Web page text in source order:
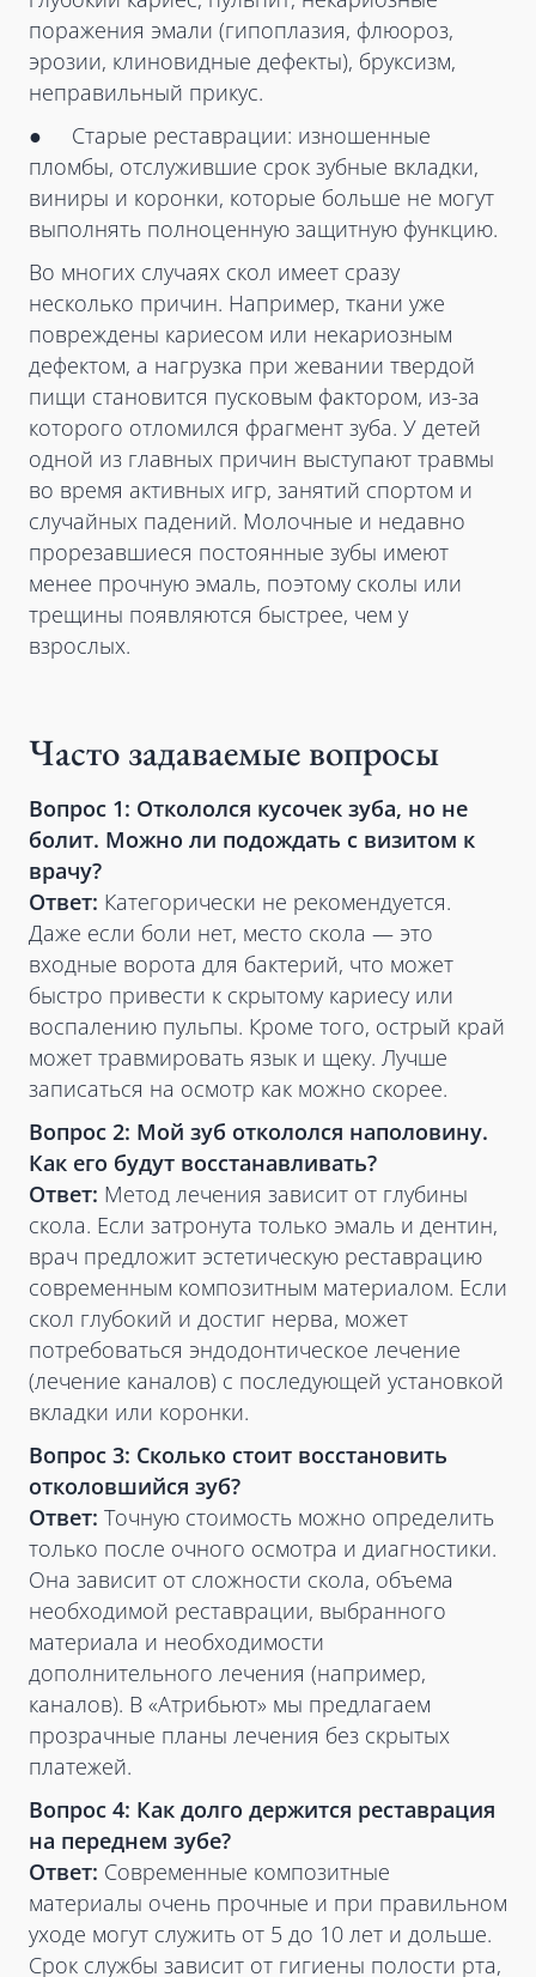
поражения эмали (гипоплазия, флюороз,
эрозии, клиновидные дефекты), бруксизм,
неправильный прикус.
● Старые реставрации: изношенные
пломбы, отслужившие срок зубные вкладки,
виниры и коронки, которые больше не могут
выполнять полноценную защитную функцию.
Во многих случаях скол имеет сразу
несколько причин. Например, ткани уже
повреждены кариесом или некариозным
дефектом, а нагрузка при жевании твердой
пищи становится пусковым фактором, из-за
которого отломился фрагмент зуба. У детей
одной из главных причин выступают травмы
во время активных игр, занятий спортом и
случайных падений. Молочные и недавно
прорезавшиеся постоянные зубы имеют
менее прочную эмаль, поэтому сколы или
трещины появляются быстрее, чем у
взрослых.
Часто задаваемые вопросы
Вопрос 1: Откололся кусочек зуба, но не
болит. Можно ли подождать с визитом к
врачу?
Ответ: Категорически не рекомендуется.
Даже если боли нет, место скола — это
входные ворота для бактерий, что может
быстро привести к скрытому кариесу или
воспалению пульпы. Кроме того, острый край
может травмировать язык и щеку. Лучше
записаться на осмотр как можно скорее.
Вопрос 2: Мой зуб откололся наполовину.
Как его будут восстанавливать?
Ответ: Метод лечения зависит от глубины
скола. Если затронута только эмаль и дентин,
врач предложит эстетическую реставрацию
современным композитным материалом. Если
скол глубокий и достиг нерва, может
потребоваться эндодонтическое лечение
(лечение каналов) с последующей установкой
вкладки или коронки.
Вопрос 3: Сколько стоит восстановить
отколовшийся зуб?
Ответ: Точную стоимость можно определить
только после очного осмотра и диагностики.
Она зависит от сложности скола, объема
необходимой реставрации, выбранного
материала и необходимости
дополнительного лечения (например,
каналов). В «Атрибьют» мы предлагаем
прозрачные планы лечения без скрытых
платежей.
Вопрос 4: Как долго держится реставрация
на переднем зубе?
Ответ: Современные композитные
материалы очень прочные и при правильном
уходе могут служить от 5 до 10 лет и дольше.
Срок службы зависит от гигиены полости рта,